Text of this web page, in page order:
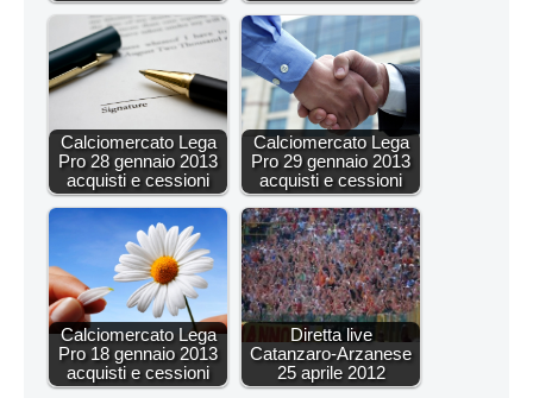
Calciomercato Lega
Pro 28 gennaio 2013
acquisti e cessioni
Calciomercato Lega
Pro 29 gennaio 2013
acquisti e cessioni
Calciomercato Lega
Pro 18 gennaio 2013
acquisti e cessioni
Diretta live
Catanzaro-Arzanese
25 aprile 2012